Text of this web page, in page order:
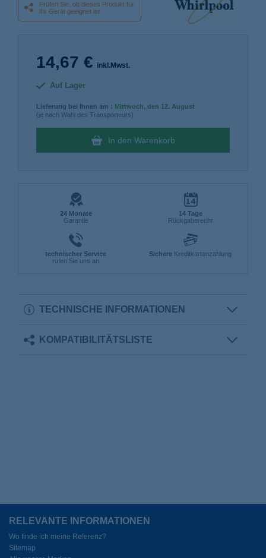
Prüfen Sie, ob dieses Produkt für
Ihr Gerät geeignet ist
14,67 € inkl.Mwst.
Auf Lager
Lieferung bei Ihnen am : Mittwoch, den 12. August
(je nach Wahl des Transporteurs)
In den Warenkorb
24 Monate
Garantie
14 Tage
Rückgaberecht
technischer Service
rufen Sie uns an
Sichere Kreditkartenzahlung
TECHNISCHE INFORMATIONEN
KOMPATIBILITÄTSLISTE
RELEVANTE INFORMATIONEN
Wo finde ich meine Referenz?
Sitemap